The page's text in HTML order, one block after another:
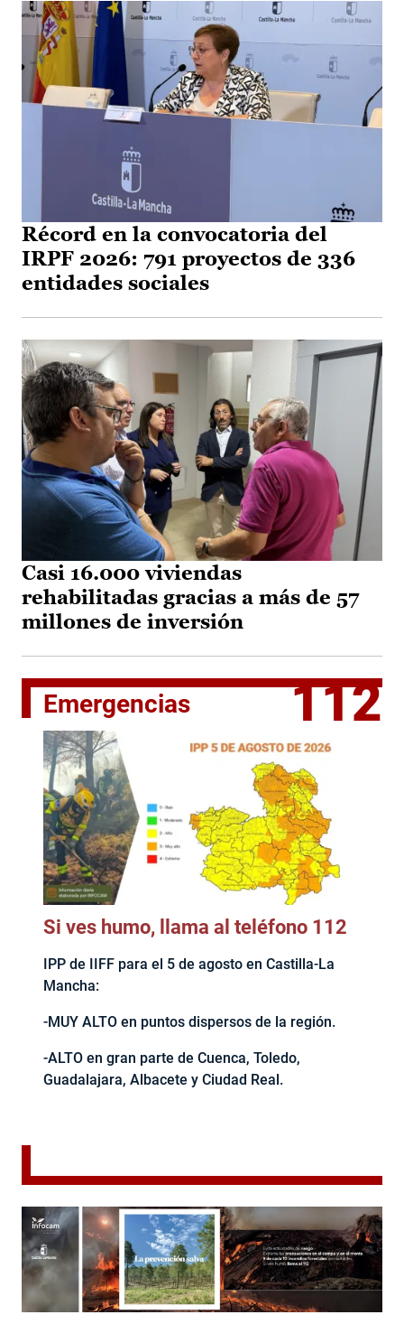
Récord en la convocatoria del
IRPF 2026: 791 proyectos de 336
entidades sociales
Casi 16.000 viviendas
rehabilitadas gracias a más de 57
millones de inversión
Emergencias 112
Si ves humo, llama al teléfono 112
IPP de IIFF para el 5 de agosto en Castilla-La
Mancha:
-MUY ALTO en puntos dispersos de la región.
-ALTO en gran parte de Cuenca, Toledo,
Guadalajara, Albacete y Ciudad Real.